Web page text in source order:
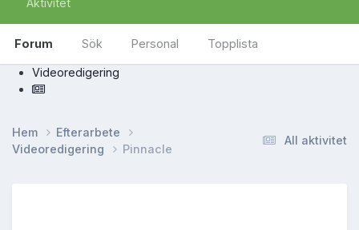
Forum Sök Personal Topplista
Aktivitet
Videoredigering
All aktivitet
Hem
Efterarbete
Videoredigering
Pinnacle